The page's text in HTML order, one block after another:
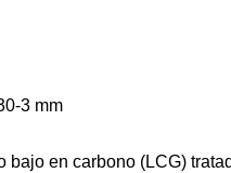
3 mm
en carbono (LCG)